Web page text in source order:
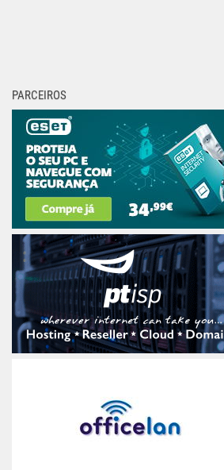
PARCEIROS